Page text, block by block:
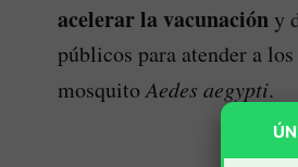
acelerar la vacunacióny
públicos para atender a
mosquitoAedes aegypti.